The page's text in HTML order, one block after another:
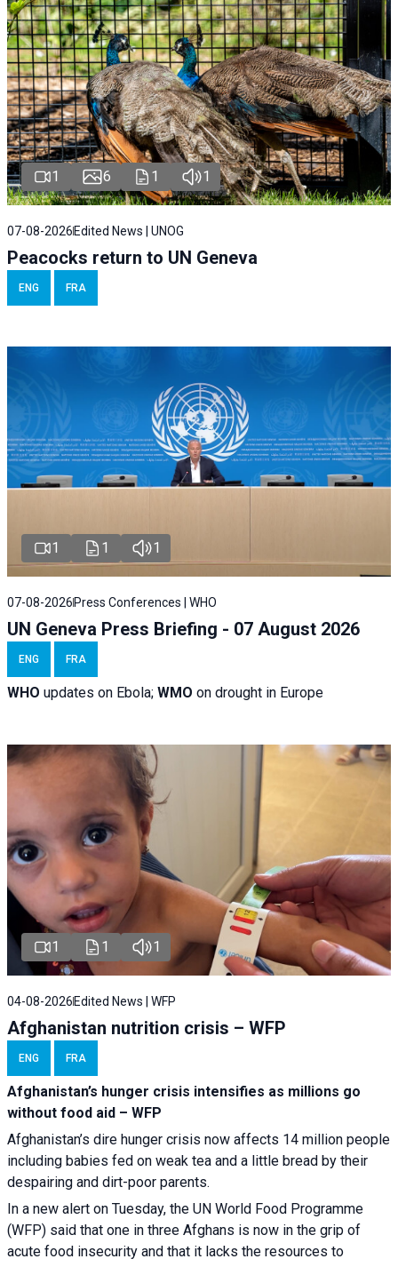
1 6 1 1
07-08-2026 Edited News | UNOG
Peacocks return to UN Geneva
ENG FRA
1 1 1
07-08-2026 Press Conferences | WHO
UN Geneva Press Briefing - 07 August 2026
ENG FRA
WHO updates on Ebola; WMO on drought in Europe
1 1 1
04-08-2026Edited News | WFP
Afghanistan nutrition crisis – WFP
ENG FRA
Afghanistan’s hunger crisis intensifies as millions go
without food aid – WFP
Afghanistan’s dire hunger crisis now affects 14 million people
including babies fed on weak tea and a little bread by their
despairing and dirt-poor parents.
In a new alert on Tuesday, the UN World Food Programme
(WFP) said that one in three Afghans is now in the grip of
acute food insecurity and that it lacks the resources to